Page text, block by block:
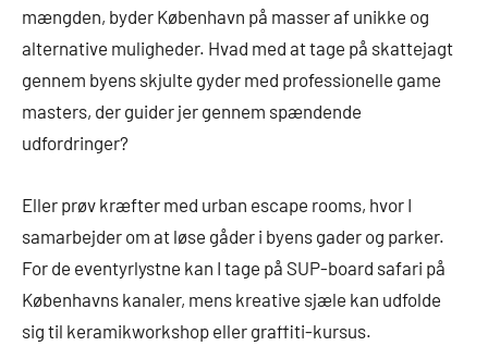
mængden, byder København på masser af unikke og
alternative muligheder. Hvad med at tage på skattejagt
gennem byens skjulte gyder med professionelle game
masters, der guider jer gennem spændende
udfordringer?
Eller prøv kræfter med urban escape rooms, hvor I
samarbejder om at løse gåder i byens gader og parker.
For de eventyrlystne kan I tage på SUP-board safari på
Københavns kanaler, mens kreative sjæle kan udfolde
sig til keramikworkshop eller graffiti-kursus.